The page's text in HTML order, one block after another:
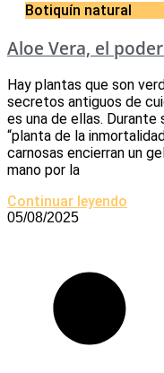
Botiquín natural
Aloe Vera, el
Hay plantas que son
secretos antiguos de
es una de ellas.
“planta de la
carnosas encierran un
mano por la
Continuar leyendo
05/08/2025